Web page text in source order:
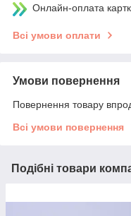
Онлайн-оплата
Всі умови оплати
Умови повернення
Повернення товару
Всі умови повернення
Подібні товари